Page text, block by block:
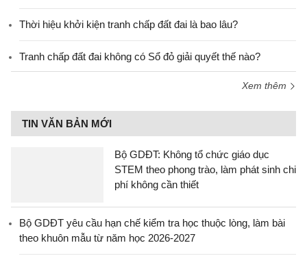
Thời hiệu khởi kiện tranh chấp đất đai là bao lâu?
Tranh chấp đất đai không có Sổ đỏ giải quyết thế nào?
Xem thêm
TIN VĂN BẢN MỚI
Bộ GDĐT: Không tổ chức giáo dục
STEM theo phong trào, làm phát sinh chi
phí không cần thiết
Bộ GDĐT yêu cầu hạn chế kiểm tra học thuộc lòng, làm bài
theo khuôn mẫu từ năm học 2026-2027